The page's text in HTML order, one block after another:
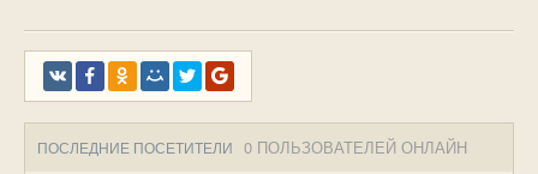
ПОСЛЕДНИЕ ПОСЕТИТЕЛИ 0 ПОЛЬЗОВАТЕЛЕЙ ОНЛАЙН